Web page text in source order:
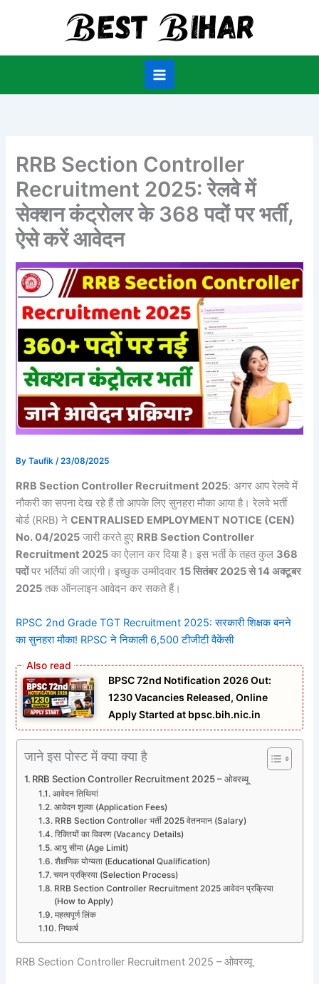
RRB Section Controller
Recruitment 2025: रेलवे में
सेक्शन कंट्रोलर के 368 पदों पर भर्ती,
ऐसे करें आवेदन
ByTaufik/23/08/2025
RRB Section Controller Recruitment 2025: अगर आप रेलवे में
नौकरी का सपना देख रहे हैं तो आपके लिए सुनहरा मौका आया है। रेलवे भर्ती
बोर्ड (RRB) नेCENTRALISED EMPLOYMENT NOTICE (CEN)
No. 04/2025 जारी करते हुए RRB Section Controller
Recruitment 2025 का ऐलान कर दिया है। इस भर्ती के तहत कुल 368
पदोंपर भर्तियां की जाएंगी। इच्छुक उम्मीदवार15 सितंबर 2025 से 14 अक्टूबर
2025 तक ऑनलाइन आवेदन कर सकते हैं।
RPSC 2nd Grade TGT Recruitment 2025: सरकारी शिक्षक बनने
का सुनहरा मौका! RPSC ने निकाली 6,500 टीजीटी वैकेंसी
BPSC 72nd Notification 2026 Out:
1230 Vacancies Released, Online
Apply Started at bpsc.bih.nic.in
जाने इस पोस्ट में क्या क्या है
RRB Section Controller Recruitment 2025 – ओवरव्यू
आवेदन तिथियां
आवेदन शुल्क (Application Fees)
RRB Section Controller भर्ती 2025 वेतनमान (Salary)
रिक्तियों का विवरण (Vacancy Details)
आयु सीमा (Age Limit)
शैक्षणिक योग्यता (Educational Qualification)
चयन प्रक्रिया (Selection Process)
RRB Section Controller Recruitment 2025 आवेदन प्रक्रिया
(How to Apply)
महत्वपूर्ण लिंक
निष्कर्ष
RRB Section Controller Recruitment 2025 – ओवरव्यू